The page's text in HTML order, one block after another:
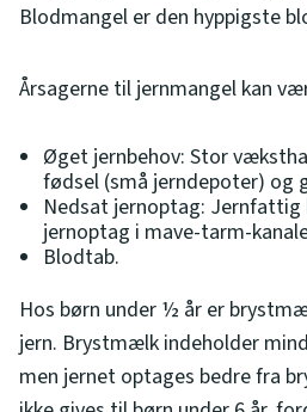
Blodmangel er den hyppigste
Årsagerne til jernmangel kan
Øget jernbehov: Stor
fødsel (små jerndepoter) og
Nedsat jernoptag:
jernoptag i mave-tarm-
Blodtab.
Hos børn under ½ år er
jern. Brystmælk indeholder
men jernet optages bedre fra